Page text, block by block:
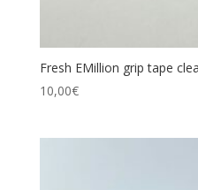
Fresh EMillion grip tape
10,00€